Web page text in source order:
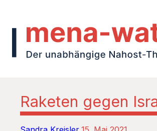
Raketen gegen